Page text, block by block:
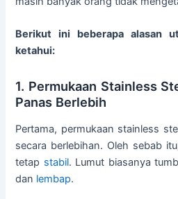
Berikut ini beberapa alasan
ketahui:
1. Permukaan Stainless
Panas Berlebih
Pertama, permukaan stainless
secara berlebihan. Oleh sebab
tetap stabil. Lumut biasanya
dan lembap.